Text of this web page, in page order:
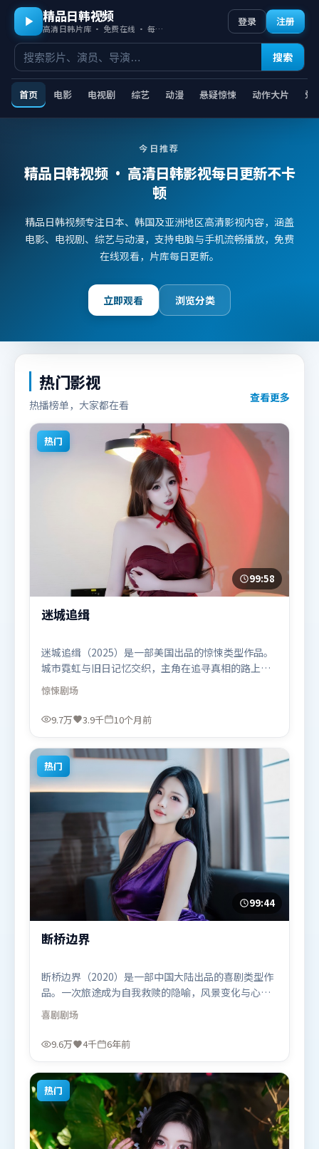
精品日韩视频
高清日韩片库 · 免费在线 · 每日更新
首页 电影 电视剧 综艺 动漫 悬疑惊悚 动作大片 爱
搜索
登录 注册
今日推荐
精品日韩视频· 高清日韩影视每日更新不卡
顿
精品日韩视频专注日本、韩国及亚洲地区高清影视内容，涵盖
电影、电视剧、综艺与动漫，支持电脑与手机流畅播放，免费
在线观看，片库每日更新。
立即观看 浏览分类
热门影视
热播榜单，大家都在看
查看更多
热门
99:58
迷城追缉
迷城追缉（2025）是一部美国出品的惊悚类型作品。
城市霓虹与旧日记忆交织，主角在追寻真相的路上不
断付出代价。人物关系网复杂却不凌乱，每场对手戏
都推动信息增量。由娄烨执导，段奕宏、廖凡、王景
春，刘德华、河正宇等联袂出演。影片于2025年10月
材的观众观看。
惊悚剧场
9.7万 3.9千 10个月前
热门
99:44
断桥边界
断桥边界（2020）是一部中国大陆出品的喜剧类型作
品。一次旅途成为自我救赎的隐喻，风景变化与心境
转折彼此呼应。动作场面设计讲究空间与节奏，文戏
部分同样扎实耐嚼。由陈凯歌执导，谭卓、提莫西·
查拉米、马东锡，张家辉、汤姆·哈迪、河正宇等联
区首映上线，适合喜欢喜剧题材的观众观看。
喜剧剧场
9.6万 4千 6年前
热门